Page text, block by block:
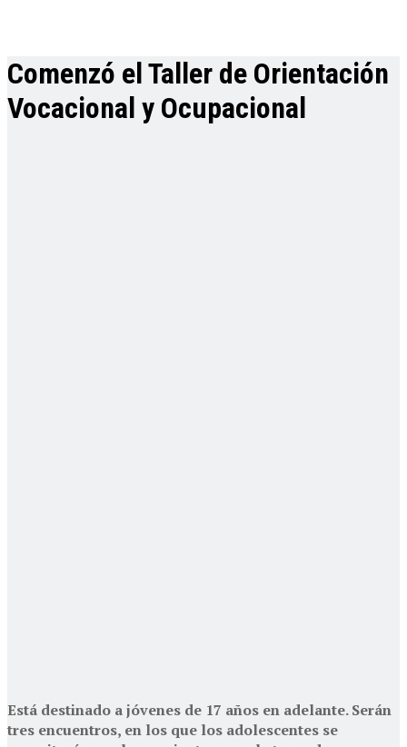
Comenzó el Taller de Orientación
Vocacional y Ocupacional
Está destinado a jóvenes de 17 años en adelante. Serán
tres encuentros, en los que los adolescentes se